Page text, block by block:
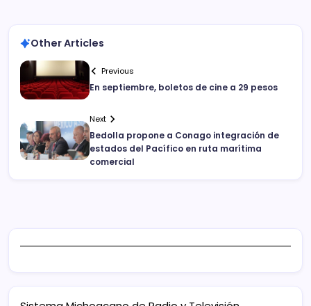
Other Articles
Previous
En septiembre, boletos de cine a 29 pesos
Next
Bedolla propone a Conago integración de
estados del Pacífico en ruta marítima
comercial